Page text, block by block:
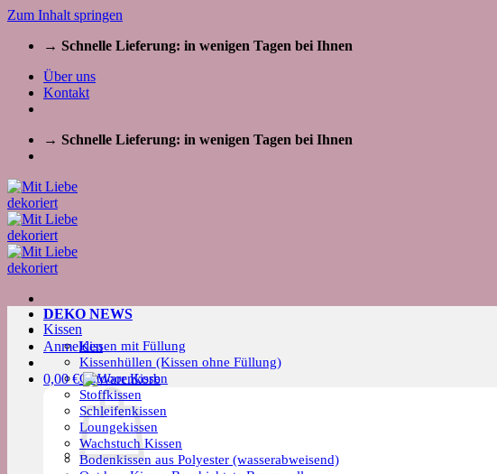
Zum Inhalt springen
→ Schnelle Lieferung: in wenigen Tagen bei Ihnen
Über uns
Kontakt
→ Schnelle Lieferung: in wenigen Tagen bei Ihnen
Kissen
Kissen mit Füllung
Kissenhüllen (Kissen ohne Füllung)
Outdoor Kissen
Stoffkissen
Schleifenkissen
Loungekissen
Wachstuch Kissen
Bodenkissen aus Polyester (wasserabweisend)
DEKO NEWS
Anmelden
0,00€